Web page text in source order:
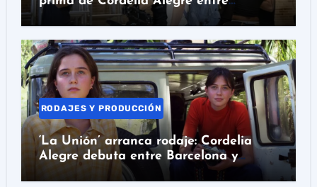
Barcelona y Colombia
RODAJES Y PRODUCCIÓN
‘La Unión’ arranca rodaje: Cordelia
Alegre debuta entre Barcelona y